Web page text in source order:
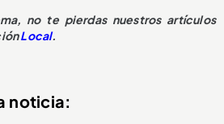
no te pierdas nuestros artículos
Local.
noticia: